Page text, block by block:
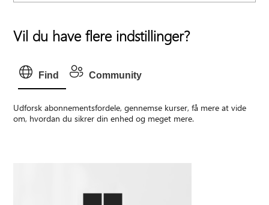
Vil du have flere indstillinger?
Find Community
Udforsk abonnementsfordele, gennemse kurser, få mere at vide
om, hvordan du sikrer din enhed og meget mere.